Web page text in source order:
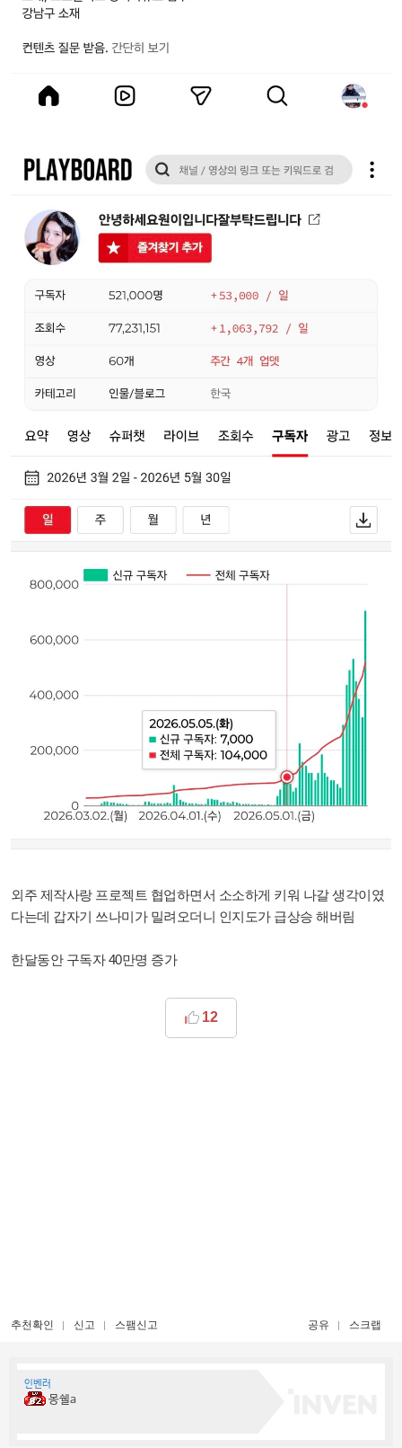
외주 제작사랑 프로젝트 협업하면서 소소하게 키워 나갈 생각이였
다는데 갑자기 쓰나미가 밀려오더니 인지도가 급상승 해버림
한달동안 구독자 40만명 증가
12
추천확인 신고 스팸신고 공유 스크랩
인벤러
몽쉘a